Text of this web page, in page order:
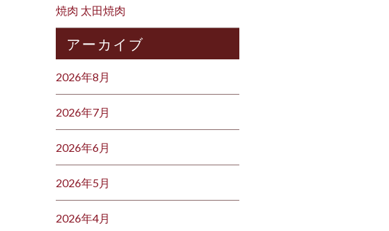
焼肉 太田焼肉
アーカイブ
2026年8月
2026年7月
2026年6月
2026年5月
2026年4月